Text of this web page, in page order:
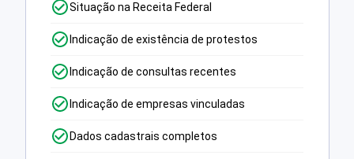
Situação na Receita Federal
Indicação de existência de protestos
Indicação de consultas recentes
Indicação de empresas vinculadas
Dados cadastrais completos